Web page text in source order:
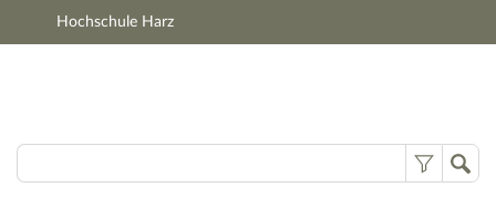
Hauptnavigation
Hochschule Harz
Lernmaterialien